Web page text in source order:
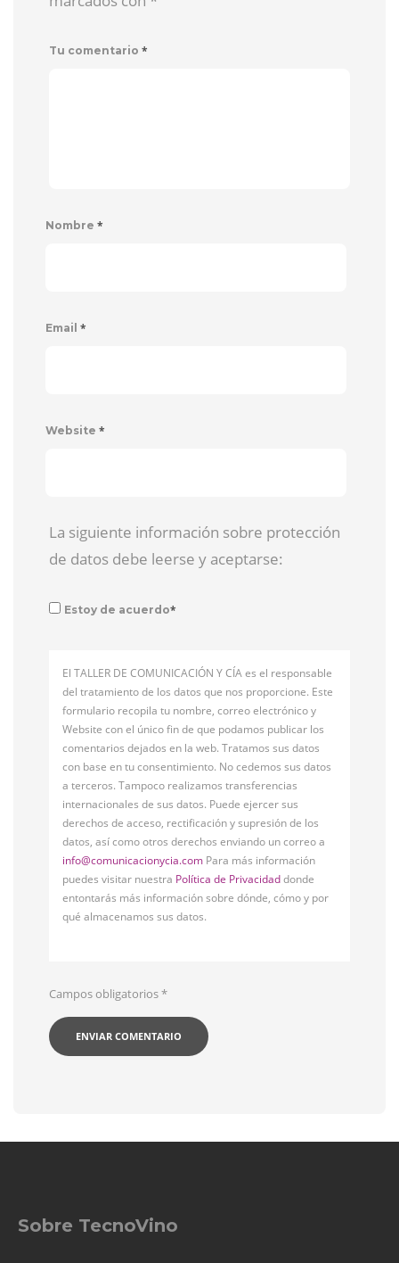
Tu comentario *
Nombre *
Email *
Website *
La siguiente información sobre protección
de datos debe leerse y aceptarse:
Estoy de acuerdo*
El TALLER DE COMUNICACIÓN Y CÍA es el responsable
del tratamiento de los datos que nos proporcione. Este
formulario recopila tu nombre, correo electrónico y
Website con el único fin de que podamos publicar los
comentarios dejados en la web. Tratamos sus datos
con base en tu consentimiento. No cedemos sus datos
a terceros. Tampoco realizamos transferencias
internacionales de sus datos. Puede ejercer sus
derechos de acceso, rectificación y supresión de los
datos, así como otros derechos enviando un correo a
info@comunicacionycia.com Para más información
puedes visitar nuestra Política de Privacidaddonde
entontarás más información sobre dónde, cómo y por
qué almacenamos sus datos.
Campos obligatorios*
Sobre TecnoVino